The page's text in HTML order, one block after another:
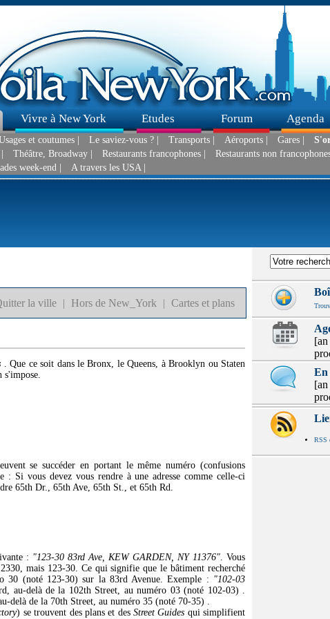
et coutumes | Le saviez-vous ? | Transports | Aéroports | Gares |
Théâtre, Broadway | Restaurants francophones | Restaurants non francophones
week-end | A travers les USA |
Vivre à New York Etudes Forum Agenda
la ville | Hors de New_York | Cartes et plans
. Que ce soit dans le Bronx, le Queens, à Brooklyn ou Staten
s'impose.
se succéder en portant le même numéro (confusions
: Si vous devez vous rendre à une adresse comme celle-ci
65th Dr., 65th Ave, 65th St., et 65th Rd.
: "123-30 83rd Ave, KEW GARDEN, NY 11376". Vous
mais 123-30. Ce qui signifie que le bâtiment recherché
30 (noté 123-30) sur la 83rd Avenue. Exemple : "102-03
au-delà de la 102th Street, au numéro 03 (noté 102-03) .
delà de la 70th Street, au numéro 35 (noté 70-35) .
) se trouvent des plans et des Street Guides qui simplifient
En
RSS